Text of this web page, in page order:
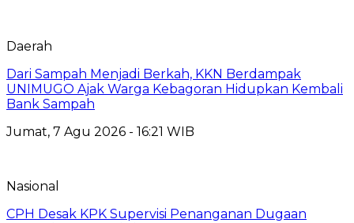
Daerah
Dari Sampah Menjadi Berkah, KKN Berdampak
UNIMUGO Ajak Warga Kebagoran Hidupkan Kembali
Bank Sampah
Jumat, 7 Agu 2026 - 16:21 WIB
Nasional
CPH Desak KPK Supervisi Penanganan Dugaan